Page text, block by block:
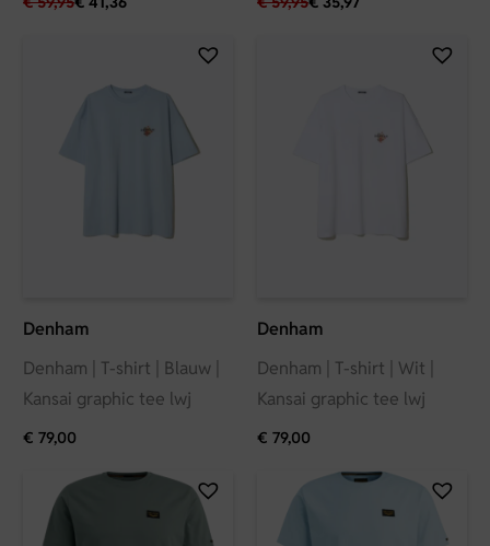
Denham
Denham | T-shirt | Blauw |
Kansai graphic tee lwj
€ 79,00
Denham
Denham | T-shirt | Wit |
Kansai graphic tee lwj
€ 79,00